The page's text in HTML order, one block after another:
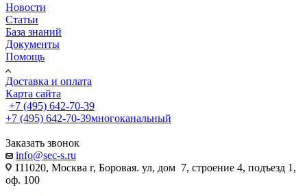
Новости
Статьи
База знаний
Документы
Помощь
Доставка и оплата
Карта сайта
+7 (495) 642-70-39
+7 (495) 642-70-39многоканальный
Заказать звонок
info@sec-s.ru
111020, Москва г, Боровая. ул, дом 7, строение 4, подъезд 1,
оф. 100